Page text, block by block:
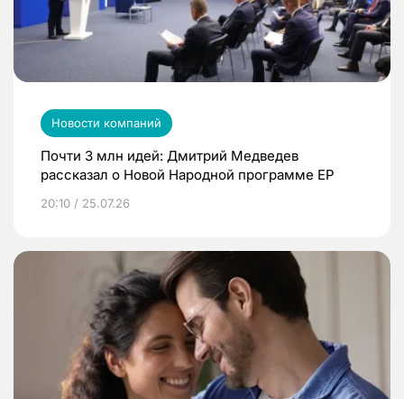
Новости компаний
Почти 3 млн идей: Дмитрий Медведев
рассказал о Новой Народной программе ЕР
20:10 / 25.07.26